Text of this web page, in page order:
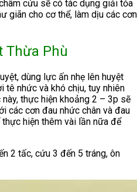
cứu sẽ có tác dụng giải tỏa
giãn cho cơ thể, làm dịu các cơn
Thừa Phù
dùng lực ấn nhẹ lên huyệt
tê nhức và khó chịu, tuy nhiên
thực hiện khoảng 2 – 3p sẽ
các cơn đau nhức chân và đau
hiện thêm vài lần nữa để
2 tấc, cứu 3 đến 5 tráng, ôn